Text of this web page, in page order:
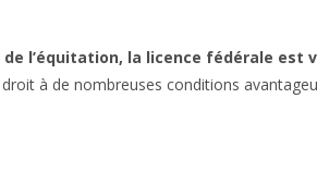
l’équitation, la licence fédérale est
à de nombreuses conditions